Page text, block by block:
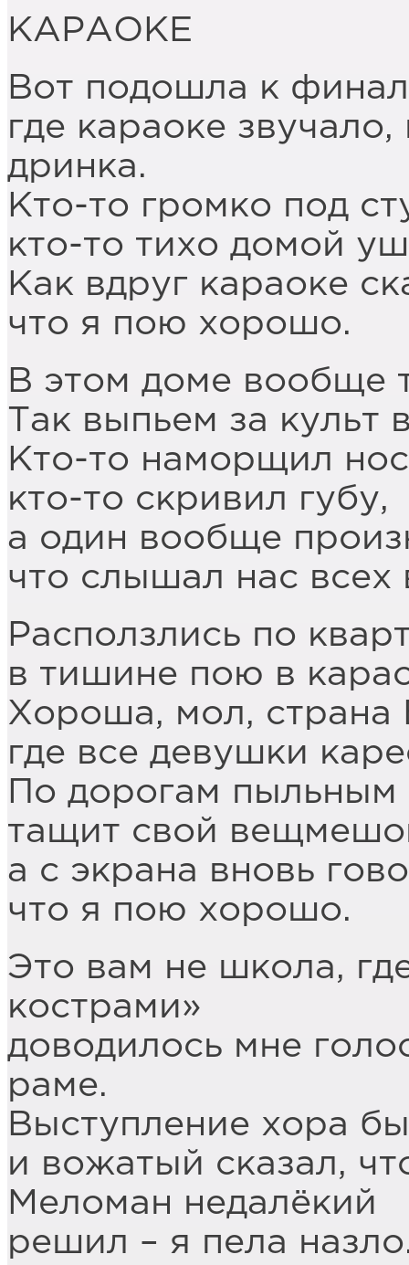
КАРАОКЕ
Вот подошла к
где караоке
дринка.
Кто-то громко под
кто-то тихо домой
Как вдруг караоке
что я пою хорошо.
В этом доме вообще
Так выпьем за
Кто-то наморщил
кто-то скривил губу,
а один вообще
что слышал нас всех
Расползлись по
в тишине пою в
Хороша, мол, страна
где все девушки
По дорогам пыльным
тащит свой
а с экрана вновь
что я пою хорошо.
Это вам не школа,
кострами»
доводилось мне
раме.
Выступление хора
и вожатый сказал,
Меломан недалёкий
решил – я пела